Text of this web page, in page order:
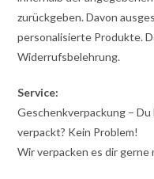
zurückgeben. Davon
personalisierte Produkte.
Widerrufsbelehrung.
Service:
Geschenkverpackung –
verpackt? Kein Problem!
Wir verpacken es dir gerne